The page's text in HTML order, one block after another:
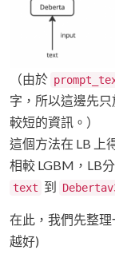
（由於
字，所以這邊先只
較短的資訊。）
這個方法在 LB 上
相較 LGBM，LB
text 到
在此，我們先整
越好)